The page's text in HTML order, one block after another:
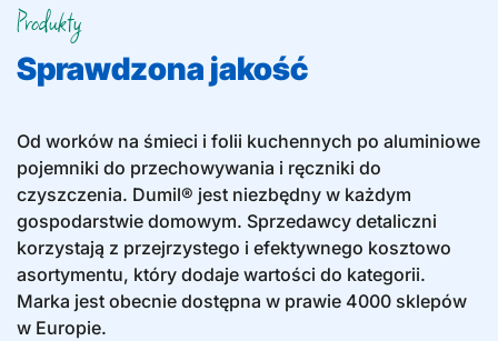
Produkty
Sprawdzona jakość
Od worków na śmieci i folii kuchennych po aluminiowe
pojemniki do przechowywania i ręczniki do
czyszczenia. Dumil® jest niezbędny w każdym
gospodarstwie domowym. Sprzedawcy detaliczni
korzystają z przejrzystego i efektywnego kosztowo
asortymentu, który dodaje wartości do kategorii.
Marka jest obecnie dostępna w prawie 4000 sklepów
w Europie.